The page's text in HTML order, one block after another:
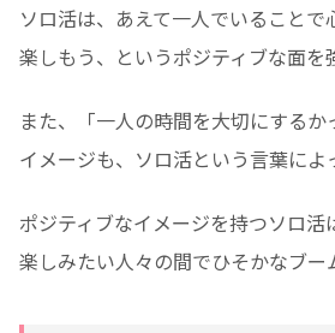
ソロ活は、あえて一人でいることで
楽しもう、というポジティブな面を
また、「一人の時間を大切にする
イメージも、ソロ活という言葉によ
ポジティブなイメージを持つソロ活
楽しみたい人々の間でひそかなブー